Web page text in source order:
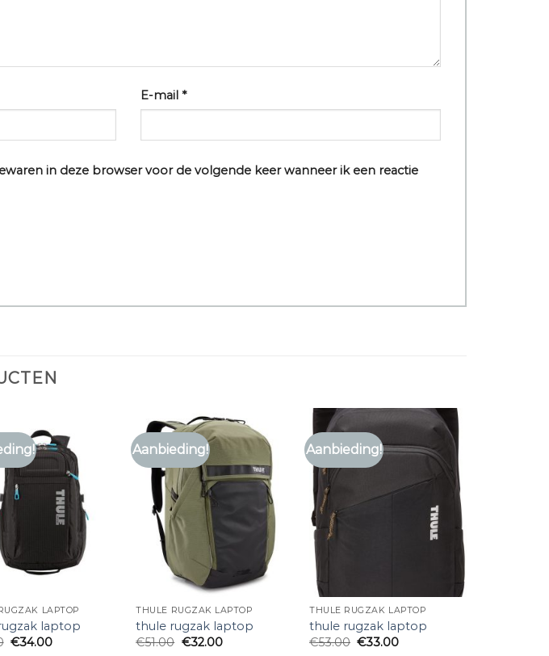
E-mail *
in deze browser voor de volgende keer wanneer ik een reactie
LAPTOP
laptop
€34.00
Aanbieding!
THULE RUGZAK LAPTOP
thule rugzak laptop
€51.00 €32.00
Aanbieding!
THULE RUGZAK LAPTOP
thule rugzak laptop
€53.00 €33.00